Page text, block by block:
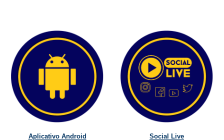
Aplicativo Android Social Live